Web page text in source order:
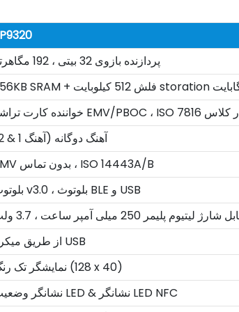
پردازنده بازوی 32 بیتی ، 192 مگاهرتز
آهنگ دوگانه (آهنگ 1 & 2)
EMV بدون تماس ، ISO 14443A/B
بلوتوث v3.0 ، بلوتوث BLE و USB
لیتیوم پلیمر 250 میلی آمپر ساعت ، 3.7 ولت
از طریق میکرو USB
نمایشگر تک رنگ (128 x 40)
نشانگر وضعیت LED & نشانگر LED NFC